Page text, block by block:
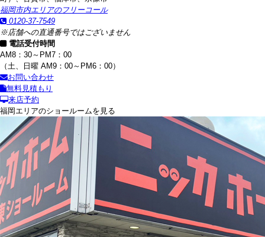
福岡市内エリアのフリーコール
0120-37-7549
※店舗への直通番号ではございません
電話受付時間
AM8：30～PM7：00
（土、日曜 AM9：00～PM6：00）
お問い合わせ
無料見積もり
来店予約
福岡エリアのショールームを見る